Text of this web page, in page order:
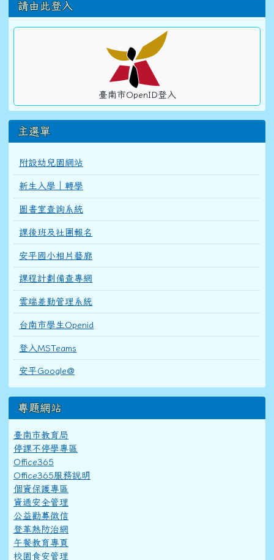
請由此登入
臺南市OpenID登入
主選單
附設幼兒園網站
新生入學｜轉學
圖書室查詢系統
課後班及社團報名
安平國小相片藝廊
課程計劃備查專網
雲端差勤管理系統
台南市學生Openid
登入MSTeams
安平Google@
專題網站
臺南市教育局
停課不停學專區
Office365
Office365服務說明
個資保護專區
資通安全管理
公益勸募徵信
登革熱防治網
午餐教育專頁
校園食安管理